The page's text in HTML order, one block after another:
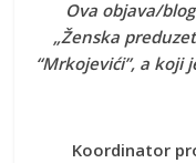
Ova objava/
„Ženska
“Mrkojevići”, a koji
Koordinator